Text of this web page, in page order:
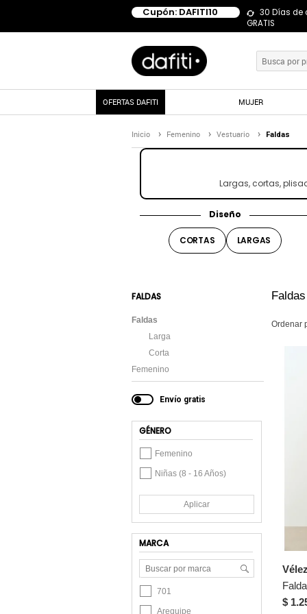
Cupón: DAFITI10
30 Días de
GRATIS
OFERTAS DAFITI MUJER
Inicio Femenino Vestuario Faldas
Largas, cortas,
Diseño
CORTAS LARGAS
FALDAS
Faldas
Larga
Corta
Femenino
Envío gratis
GÉNERO
Femenino
Niñas (8 - 16 Años)
Aplicar
MARCA
701
Arequipe
Ordenar
Vélez
$